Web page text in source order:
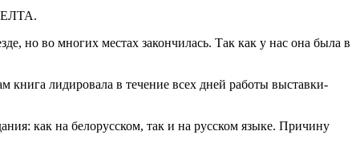
но во многих местах закончилась. Так как у нас она была в
книга лидировала в течение всех дней работы выставки-
как на белорусском, так и на русском языке. Причину